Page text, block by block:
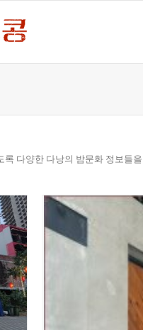
다양한 다낭의 밤문화 정보들